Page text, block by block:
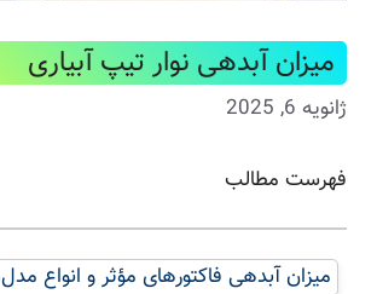
میزان آبدهی نوار تیپ آبیاری
ژانویه 6, 2025
فهرست مطالب
میزان آبدهی فاکتورهای مؤثر و انواع